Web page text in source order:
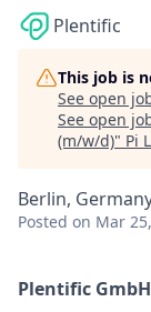
Plentific
This job is
See open
See open
(m/w/d)" Pi
Berlin,
Posted on Mar
Plentific GmbH